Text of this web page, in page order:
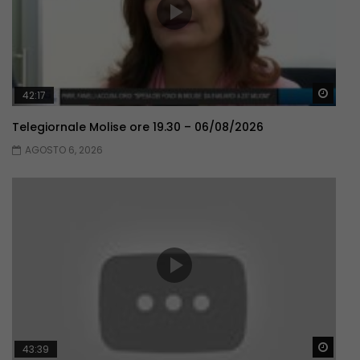
42:17
Telegiornale Molise ore 19.30 – 06/08/2026
AGOSTO 6, 2026
43:39